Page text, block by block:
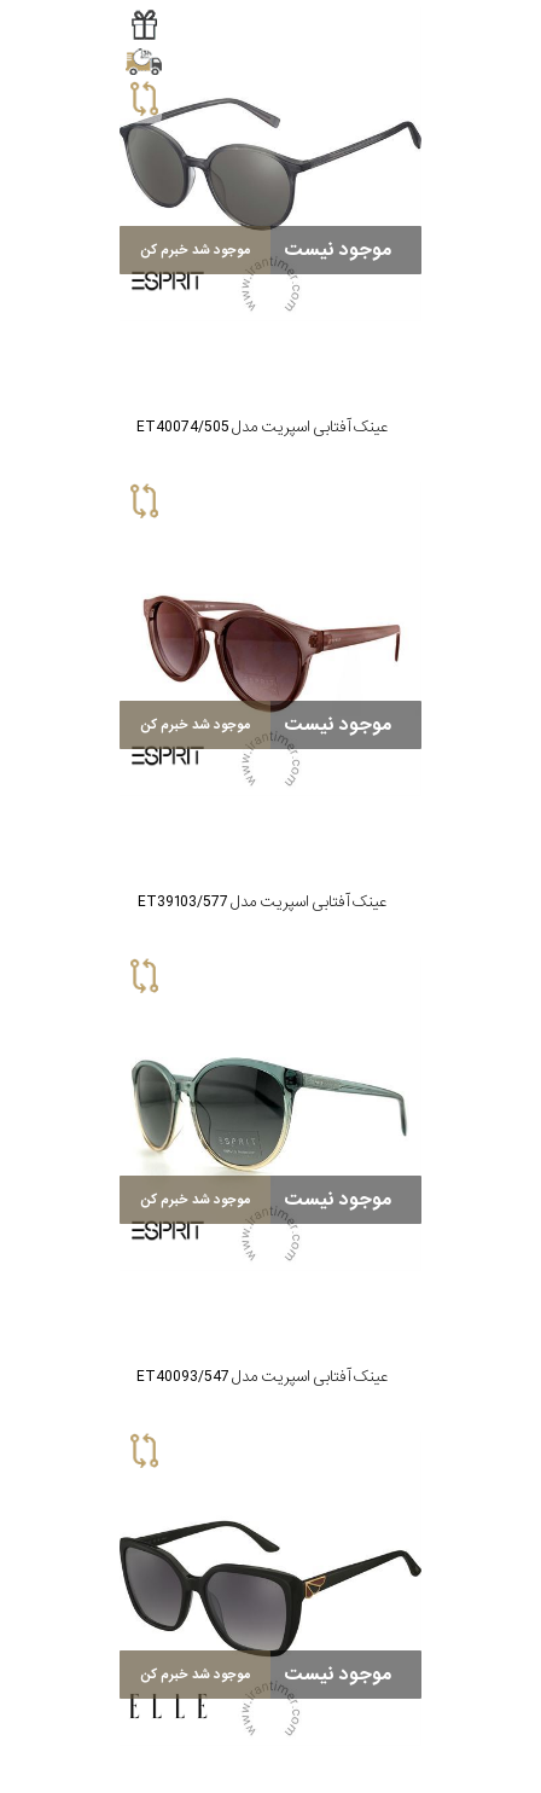
موجود نیست موجود شد خبرم کن
عینک آفتابی اسپریت مدل ET40074/505
موجود نیست موجود شد خبرم کن
عینک آفتابی اسپریت مدل ET39103/577
موجود نیست موجود شد خبرم کن
عینک آفتابی اسپریت مدل ET40093/547
موجود نیست موجود شد خبرم کن